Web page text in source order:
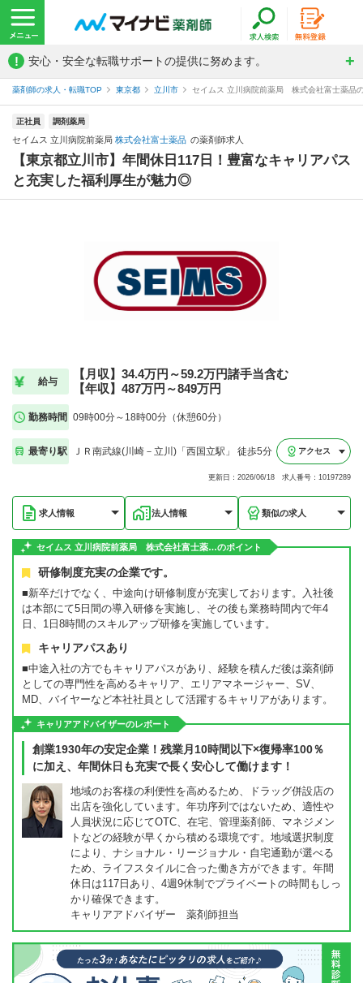
! 安心・安全な転職サポートの提供に努めます。
薬剤師の求人・転職TOP 東京都 立川市 セイムス 立川病院前薬局 株式会社富士薬品
正社員 調剤薬局
セイムス 立川病院前薬局 株式会社富士薬品 の薬剤師求人
【東京都立川市】年間休日117日！豊富なキャリアパス
と充実した福利厚生が魅力◎
給与
【月収】34.4万円～59.2万円諸手当含む
【年収】487万円～849万円
勤務時間 09時00分～18時00分（休憩60分）
最寄り駅 ＪＲ南武線(川崎－立川)「西国立駅」 徒歩5分 アクセス
更新日：2026/06/18 求人番号：10197289
求人情報 法人情報 類似の求人
セイムス 立川病院前薬局 株式会社富士薬…のポイント
研修制度充実の企業です。
■新卒だけでなく、中途向け研修制度が充実しております。入社後
は本部にて5日間の導入研修を実施し、その後も業務時間内で年4
日、1日8時間のスキルアップ研修を実施しています。
キャリアパスあり
■中途入社の方でもキャリアパスがあり、経験を積んだ後は薬剤師
としての専門性を高めるキャリア、エリアマネージャー、SV、
MD、バイヤーなど本社社員として活躍するキャリアがあります。
キャリアアドバイザーのレポート
創業1930年の安定企業！残業月10時間以下×復帰率100％
に加え、年間休日も充実で長く安心して働けます！
地域のお客様の利便性を高めるため、ドラッグ併設店の
出店を強化しています。年功序列ではないため、適性や
人員状況に応じてOTC、在宅、管理薬剤師、マネジメン
トなどの経験が早くから積める環境です。地域選択制度
により、ナショナル・リージョナル・自宅通勤が選べる
ため、ライフスタイルに合った働き方ができます。年間
休日は117日あり、4週9休制でプライベートの時間もしっ
かり確保できます。
キャリアアドバイザー 薬剤師担当